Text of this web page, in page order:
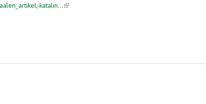
katalin...(link is external)